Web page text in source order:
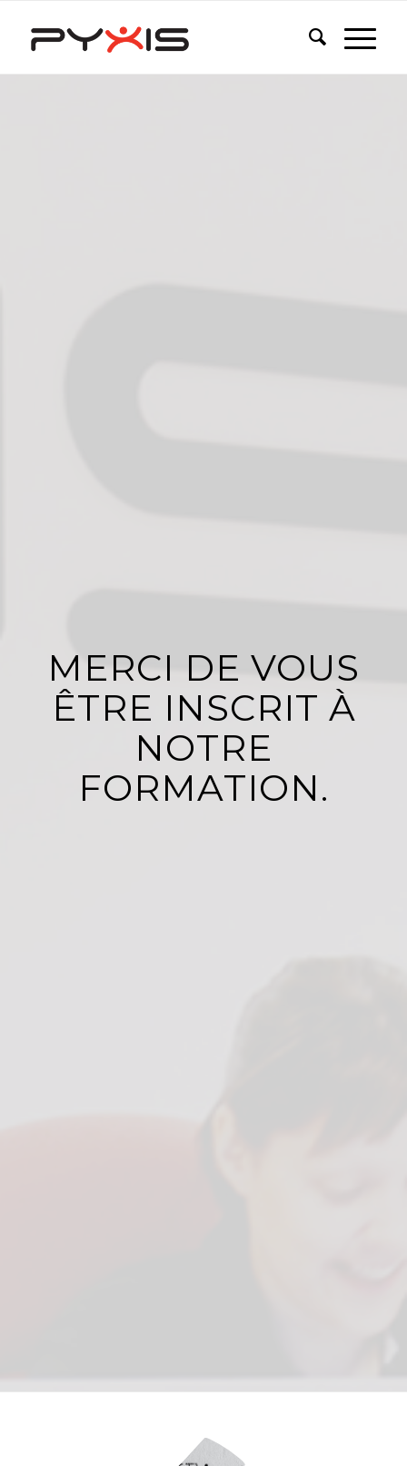
MERCI DE VOUS
ÊTRE INSCRIT À
NOTRE
FORMATION.